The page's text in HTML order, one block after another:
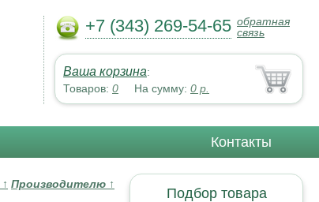
+7 (343) 269-54-65 обратная
связь
Ваша корзина:
Товаров: 0 На сумму: 0 р.
Контакты
Подбор товара
↑ Производителю ↑